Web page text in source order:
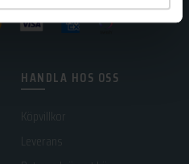
HANDLA HOS OSS